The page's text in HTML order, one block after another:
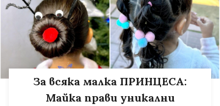
За всяка малка ПРИНЦЕСА:
Майка прави уникални